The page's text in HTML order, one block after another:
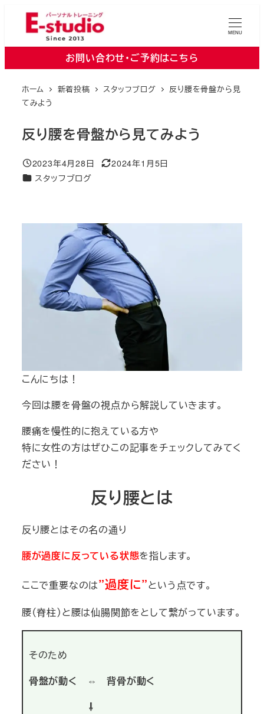
ン
MENU
お問い合わせ・ご予約はこちら
ホーム 新着投稿 スタッフブログ
反り腰を骨盤から見
てみよう
反り腰を骨盤から見てみよう
投稿日
2023年4月28日
更新日
2024年1月5日
カテゴリー
スタッフブログ
こんにちは！
今回は腰を骨盤の視点から解説していきます。
腰痛を慢性的に抱えている方や
特に女性の方はぜひこの記事をチェックしてみてく
ださい！
反り腰とは
反り腰とはその名の通り
腰が過度に反っている状態を指します。
ここで重要なのは”過度に”という点です。
腰（脊柱）と腰は仙腸関節をとして繋がっています。
そのため
骨盤が動く ⇔ 背骨が動く
⇩